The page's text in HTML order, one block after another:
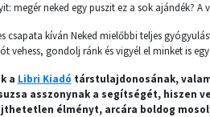
megér neked egy puszit ez a sok ajándék?
csapata kíván Neked mielőbbi teljes
vehess, gondolj ránk és vigyél el minket is
a Libri Kiadó társtulajdonosának,
asszonynaka segítségét, hiszen
élményt, arcára boldog